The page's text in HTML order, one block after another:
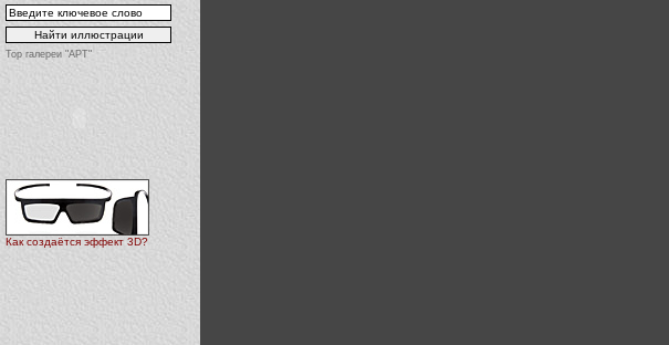
Top галереи "АРТ"
Как создаётся эффект 3D?